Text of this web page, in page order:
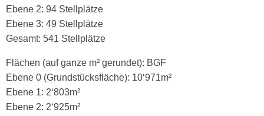
Ebene 2: 94 Stellplätze
Ebene 3: 49 Stellplätze
Gesamt: 541 Stellplätze
Flächen (auf ganze m² gerundet): BGF
Ebene 0 (Grundstücksfläche): 10‘971m²
Ebene 1: 2‘803m²
Ebene 2: 2‘925m²